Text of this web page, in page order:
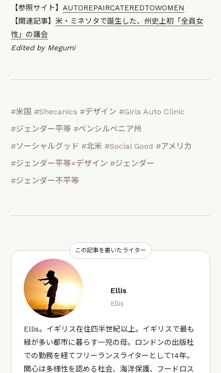
【参照サイト】AUTOREPAIRCATEREDTOWOMEN
【関連記事】米・ミネソタで誕生した、州史上初「全員女
性」の議会
Edited by Megumi
#米国 #Shecanics #デザイン #Girls Auto Clinic
#ジェンダー平等 #ペンシルベニア州
#ソーシャルグッド #北米 #Social Good #アメリカ
#ジェンダー平等×デザイン #ジェンダー
#ジェンダー不平等
この記事を書いたライター
Ellis
Ellis
Ellis。イギリス在住四半世紀以上。イギリスで最も
緑が多い都市に暮らす一児の母。ロンドンの出版社
での勤務を経てフリーランスライターとして14年。
関心は多様性を認める社会、海洋保護、フードロス